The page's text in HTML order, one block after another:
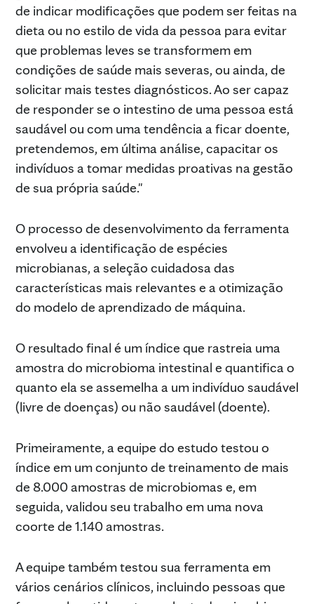
de indicar modificações que podem ser feitas na
dieta ou no estilo de vida da pessoa para evitar
que problemas leves se transformem em
condições de saúde mais severas, ou ainda, de
solicitar mais testes diagnósticos. Ao ser capaz
de responder se o intestino de uma pessoa está
saudável ou com uma tendência a ficar doente,
pretendemos, em última análise, capacitar os
indivíduos a tomar medidas proativas na gestão
de sua própria saúde."
O processo de desenvolvimento da ferramenta
envolveu a identificação de espécies
microbianas, a seleção cuidadosa das
características mais relevantes e a otimização
do modelo de aprendizado de máquina.
O resultado final é um índice que rastreia uma
amostra do microbioma intestinal e quantifica o
quanto ela se assemelha a um indivíduo saudável
(livre de doenças) ou não saudável (doente).
Primeiramente, a equipe do estudo testou o
índice em um conjunto de treinamento de mais
de 8.000 amostras de microbiomas e, em
seguida, validou seu trabalho em uma nova
coorte de 1.140 amostras.
A equipe também testou sua ferramenta em
vários cenários clínicos, incluindo pessoas que